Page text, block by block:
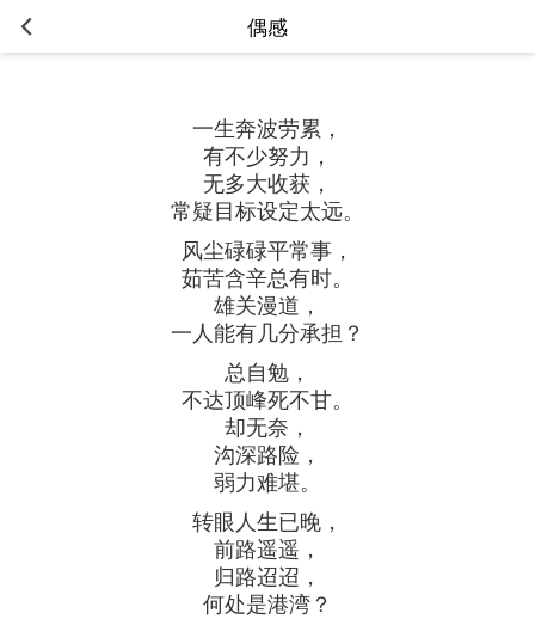
偶感
一生奔波劳累，
有不少努力，
无多大收获，
常疑目标设定太远。
风尘碌碌平常事，
茹苦含辛总有时。
雄关漫道，
一人能有几分承担？
总自勉，
不达顶峰死不甘。
却无奈，
沟深路险，
弱力难堪。
转眼人生已晚，
前路遥遥，
归路迢迢，
何处是港湾？